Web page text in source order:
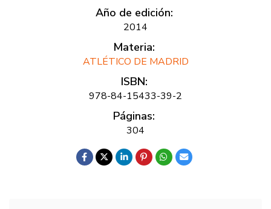
Año de edición:
2014
Materia:
ATLÉTICO DE MADRID
ISBN:
978-84-15433-39-2
Páginas:
304